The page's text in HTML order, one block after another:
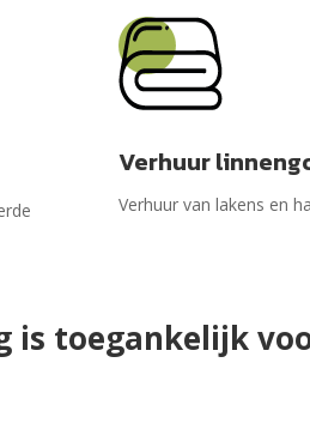
Verhuur
Verhuur van lakens en
is toegankelijk